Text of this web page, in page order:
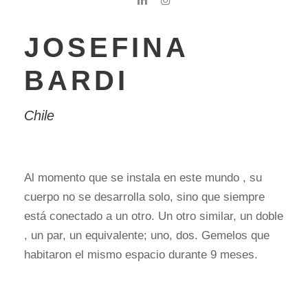
JOSEFINA
BARDI
Chile
Al momento que se instala en este mundo , su
cuerpo no se desarrolla solo, sino que siempre
está conectado a un otro. Un otro similar, un doble
, un par, un equivalente; uno, dos. Gemelos que
habitaron el mismo espacio durante 9 meses.